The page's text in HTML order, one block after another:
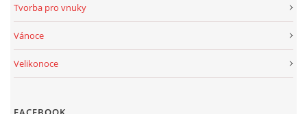
Tvorba pro vnuky
Vánoce
Velikonoce